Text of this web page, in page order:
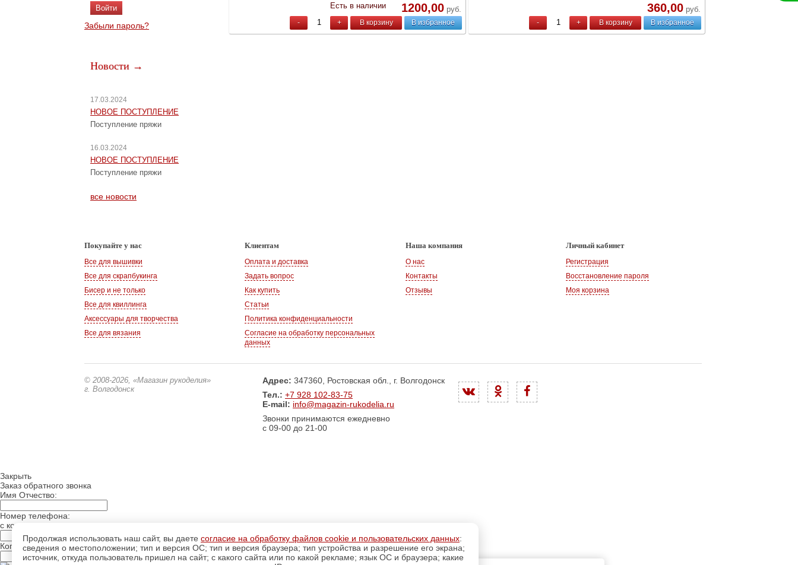
Забыли пароль?
Новости →
17.03.2024
НОВОЕ ПОСТУПЛЕНИЕ
Поступление пряжи
16.03.2024
НОВОЕ ПОСТУПЛЕНИЕ
Поступление пряжи
все новости
Есть в наличии
1200,00 руб.
- + В корзину В избранное
360,00 руб.
- + В корзину В избранное
Покупайте у нас
Все для вышивки
Все для скрапбукинга
Бисер и не только
Все для квиллинга
Аксессуары для творчества
Все для вязания
Клиентам
Оплата и доставка
Задать вопрос
Как купить
Статьи
Политика конфиденциальности
Согласие на обработку персональных
данных
Наша компания
О нас
Контакты
Отзывы
Личный кабинет
Регистрация
Восстановление пароля
Моя корзина
© 2008-2026, «Магазин рукоделия»
г. Волгодонск
Адрес: 347360, Ростовская обл., г. Волгодонск
Тел.: +7 928 102-83-75
E-mail: info@magazin-rukodelia.ru
Звонки принимаются ежедневно
с 09-00 до 21-00
Продолжая использовать наш сайт, вы даете согласие на обработку файлов cookie и пользовательских данных:
сведения о местоположении; тип и версия ОС; тип и версия браузера; тип устройства и разрешение его экрана;
источник, откуда пользователь пришел на сайт; с какого сайта или по какой рекламе; язык ОС и браузера; какие
Закрыть
Заказ обратного звонка
Имя Отчество:
Номер телефона:
с кодом города
Когда позвонить?